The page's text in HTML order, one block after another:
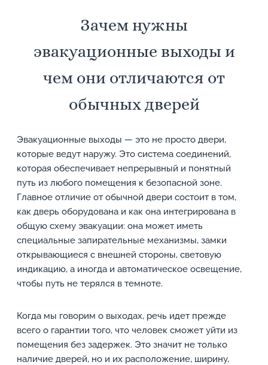
Зачем нужны
эвакуационные выходы и
чем они отличаются от
обычных дверей
Эвакуационные выходы — это не просто двери,
которые ведут наружу. Это система соединений,
которая обеспечивает непрерывный и понятный
путь из любого помещения к безопасной зоне.
Главное отличие от обычной двери состоит в том,
как дверь оборудована и как она интегрирована в
общую схему эвакуации: она может иметь
специальные запирательные механизмы, замки
открывающиеся с внешней стороны, световую
индикацию, а иногда и автоматическое освещение,
чтобы путь не терялся в темноте.
Когда мы говорим о выходах, речь идет прежде
всего о гарантии того, что человек сможет уйти из
помещения без задержек. Это значит не только
наличие дверей, но и их расположение, ширину,